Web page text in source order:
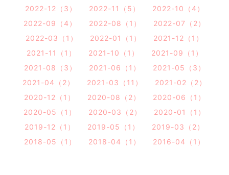
2022-12（3）
2022-11（5）
2022-10（4）
2022-09（4）
2022-08（1）
2022-07（2）
2022-03（1）
2022-01（1）
2021-12（1）
2021-11（1）
2021-10（1）
2021-09（1）
2021-08（3）
2021-06（1）
2021-05（3）
2021-04（2）
2021-03（11）
2021-02（2）
2020-12（1）
2020-08（2）
2020-06（1）
2020-05（1）
2020-03（2）
2020-01（1）
2019-12（1）
2019-05（1）
2019-03（2）
2018-05（1）
2018-04（1） 2016-04（1）